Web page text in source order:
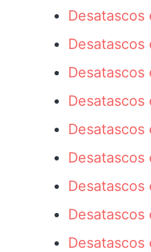
Desatascos
Desatascos
Desatascos
Desatascos
Desatascos